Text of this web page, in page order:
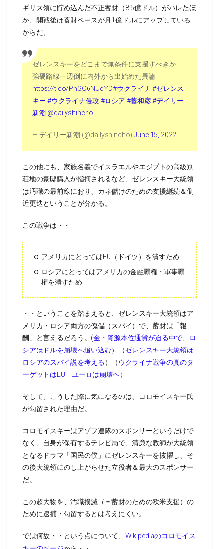
ギリス領に貯め込んだ不正蓄財（8.5億ドル）がバレたほ
か、開戦後は蓄財ペースが月1億ドルにアップしている
からだ。
ゼレンスキーをどこまで無条件に支援すべきか
強硬路線一辺倒に内外から出始めた異論
https://t.co/PnSQ6NUqYO#ウクライナ #ゼレンス
キー #ウクライナ侵攻#ロシア #藤和彦#デイリー
新潮 @dailyshincho
— デイリー新潮 (@dailyshincho) June 15, 2022
この他にも、家族名義でイスラエルやエジプトの高級別
荘地の豪邸購入が指摘されるなど、ゼレンスキー大統領
は汚職の最前線におり、カネ儲けのための支援継続＆側
近更迭ということが分かる。
この戦争は・・
アメリカにとってはEU（ドイツ）を潰すため
ロシアにとってはアメリカの金融覇権・軍事覇
権を潰すため
・・ということを踏まえると、ゼレンスキー大統領はア
メリカ・ロシア両方の傀儡（スパイ）で、蓄財は「報
酬」と言えるだろう。(金・資源本位通貨が迫る中で、ロ
シアはドルを崩壊へ追い込む）（ゼレンスキー大統領は
ロシアのスパイ説を考える）（ウクライナ戦争の真のタ
ーゲットはEU ユーロは崩壊へ）
そして、こうした際に気になるのは、コロモイスキー氏
が勾留された理由だ。
コロモイスキーはアゾフ連隊のスポンサーというだけで
なく、自身が保有するテレビ局で、清廉な教師が大統領
となるドラマ「国民の僕」にゼレンスキーを抜擢し、そ
の後大統領にのし上がらせた立役者＆最大のスポンサー
だ。
この超大物を、汚職撲滅（＝蓄財のための欧米支援）の
ために逮捕・勾留するとは考えにくい。
では何故・・という点について、 Wikipediaのコロモイス